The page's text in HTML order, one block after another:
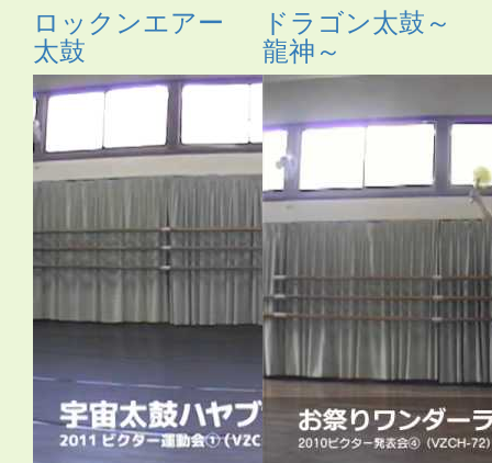
ロックンエアー
太鼓
ドラゴン太鼓～
龍神～